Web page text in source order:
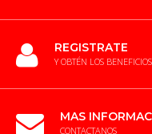
REGISTRATE
Y OBTÉN LOS BENEFICIOS
MAS
CONTACTANOS